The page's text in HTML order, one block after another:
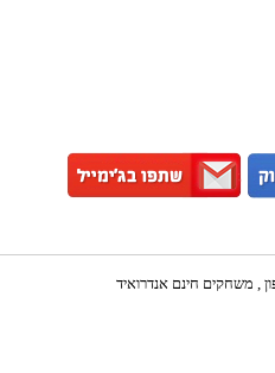
, משחקים חינם אנדרואיד